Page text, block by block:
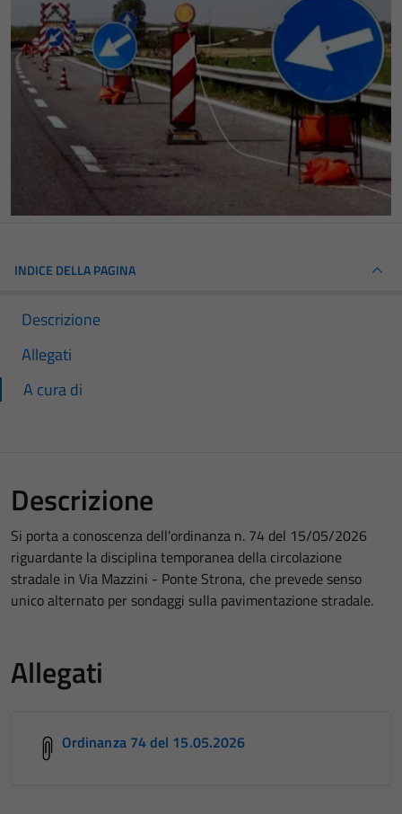
INDICE DELLA PAGINA
Descrizione
Allegati
A cura di
Descrizione
Si porta a conoscenza dell'ordinanza n. 74 del 15/05/2026
riguardante la disciplina temporanea della circolazione
stradale in Via Mazzini - Ponte Strona, che prevede senso
unico alternato per sondaggi sulla pavimentazione stradale.
Allegati
Ordinanza 74 del 15.05.2026